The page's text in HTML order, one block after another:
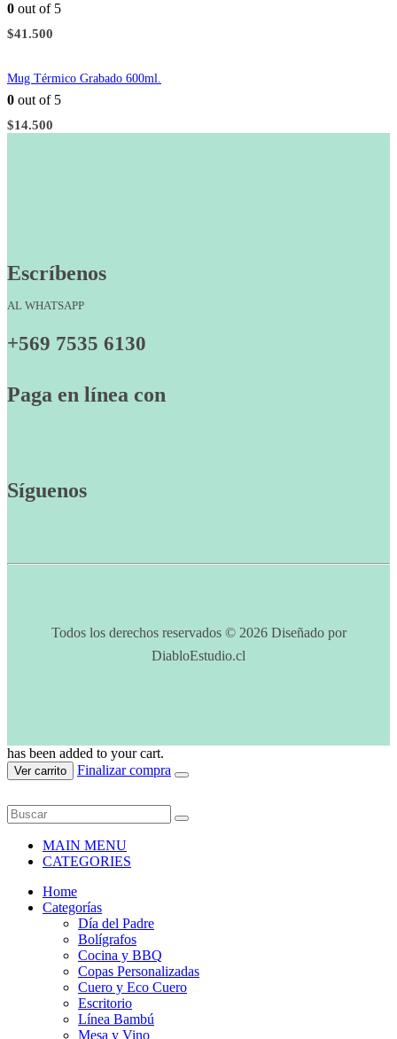
0 out of 5
$41.500
Mug Térmico Grabado 600ml.
0 out of 5
$14.500
Escríbenos
AL WHATSAPP
+569 7535 6130
Paga en línea con
Síguenos
Todos los derechos reservados © 2026 Diseñado por
DiabloEstudio.cl
has been added to your cart.
Ver carrito Finalizar compra
MAIN MENU
CATEGORIES
Home
Categorías
Día del Padre
Bolígrafos
Cocina y BBQ
Copas Personalizadas
Cuero y Eco Cuero
Escritorio
Línea Bambú
Mesa y Vino